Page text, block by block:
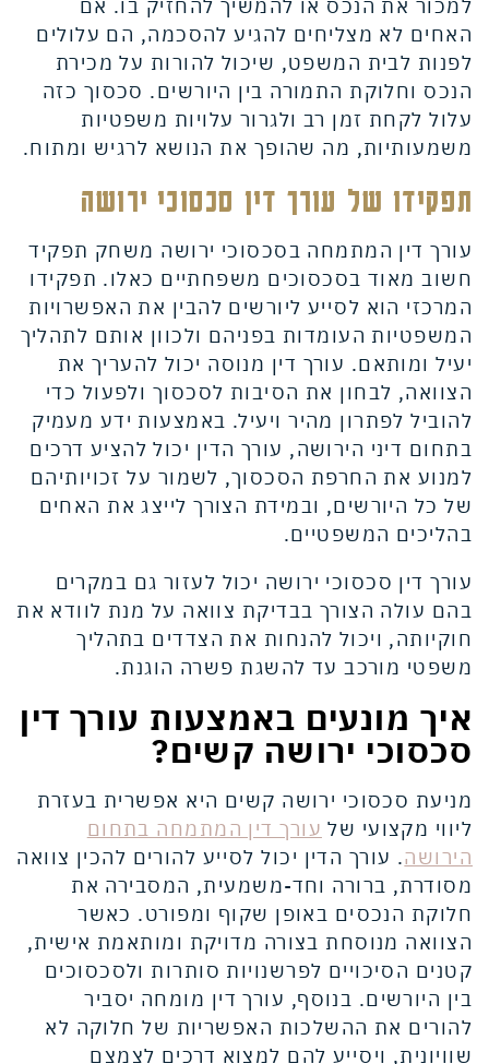
למכור את הנכס או להמשיך להחזיק בו. אם
האחים לא מצליחים להגיע להסכמה, הם עלולים
לפנות לבית המשפט, שיכול להורות על מכירת
הנכס וחלוקת התמורה בין היורשים. סכסוך כזה
עלול לקחת זמן רב ולגרור עלויות משפטיות
משמעותיות, מה שהופך את הנושא לרגיש ומתוח.
תפקידו של עורך דין סכסוכי ירושה
עורך דין המתמחה בסכסוכי ירושה משחק תפקיד
חשוב מאוד בסכסוכים משפחתיים כאלו. תפקידו
המרכזי הוא לסייע ליורשים להבין את האפשרויות
המשפטיות העומדות בפניהם ולכוון אותם לתהליך
יעיל ומותאם. עורך דין מנוסה יכול להעריך את
הצוואה, לבחון את הסיבות לסכסוך ולפעול כדי
להוביל לפתרון מהיר ויעיל. באמצעות ידע מעמיק
בתחום דיני הירושה, עורך הדין יכול להציע דרכים
למנוע את החרפת הסכסוך, לשמור על זכויותיהם
של כל היורשים, ובמידת הצורך לייצג את האחים
בהליכים המשפטיים.
עורך דין סכסוכי ירושה יכול לעזור גם במקרים
בהם עולה הצורך בבדיקת צוואה על מנת לוודא את
חוקיותה, ויכול להנחות את הצדדים בתהליך
משפטי מורכב עד להשגת פשרה הוגנת.
איך מונעים באמצעות עורך דין
סכסוכי ירושה קשים?
מניעת סכסוכי ירושה קשים היא אפשרית בעזרת
ליווי מקצועי של עורך דין המתמחה בתחום
הירושה. עורך הדין יכול לסייע להורים להכין צוואה
מסודרת, ברורה וחד-משמעית, המסבירה את
חלוקת הנכסים באופן שקוף ומפורט. כאשר
הצוואה מנוסחת בצורה מדויקת ומותאמת אישית,
קטנים הסיכויים לפרשנויות סותרות ולסכסוכים
בין היורשים. בנוסף, עורך דין מומחה יסביר
להורים את ההשלכות האפשריות של חלוקה לא
שוויונית, ויסייע להם למצוא דרכים לצמצם